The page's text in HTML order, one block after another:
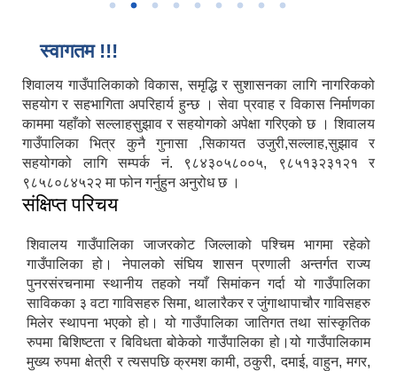
स्वागतम !!!
शिवालय गाउँपालिकाको विकास, समृद्धि र सुशासनका लागि नागरिकको
सहयोग र सहभागिता अपरिहार्य हुन्छ । सेवा प्रवाह र विकास निर्माणका
काममा यहाँको सल्लाहसुझाव र सहयोगको अपेक्षा गरिएको छ । शिवालय
गाउँपालिका भित्र कुनै गुनासा ,सिकायत उजुरी,सल्लाह,सुझाव र
सहयोगको लागि सम्पर्क नं. ९८४३०५८००५, ९८५१३२३१२१ र
९८५८०८४५२२ मा फोन गर्नुहुन अनुरोध छ ।
संक्षिप्त परिचय
शिवालय गाउँपालिका जाजरकोट जिल्लाको पश्चिम भागमा रहेको
गाउँपालिका हो। नेपालको संघिय शासन प्रणाली अन्तर्गत राज्य
पुनरसंरचनामा स्थानीय तहको नयाँ सिमांकन गर्दा यो गाउँपालिका
साविकका ३ वटा गाविसहरु सिमा, थालारैकर र जुंगाथापाचौर गाविसहरु
मिलेर स्थापना भएको हो। यो गाउँपालिका जातिगत तथा सांस्कृतिक
रुपमा बिशिष्टता र बिविधता बोकेको गाउँपालिका हो।यो गाउँपालिकाम
मुख्य रुपमा क्षेत्री र त्यसपछि क्रमश कामी, ठकुरी, दमाई, वाहुन, मगर,